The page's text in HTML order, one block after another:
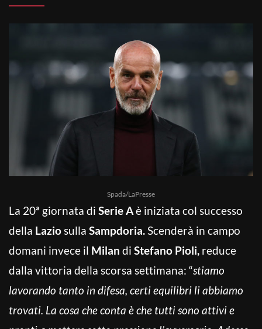
Spada/LaPresse
La 20ª giornata di Serie Aè iniziata col successo
della Laziosulla Sampdoria.Scenderà in campo
domani invece il Milan di Stefano Pioli, reduce
dalla vittoria della scorsa settimana: “stiamo
lavorando tanto in difesa, certi equilibri li abbiamo
trovati. La cosa che conta è che tutti sono attivi e